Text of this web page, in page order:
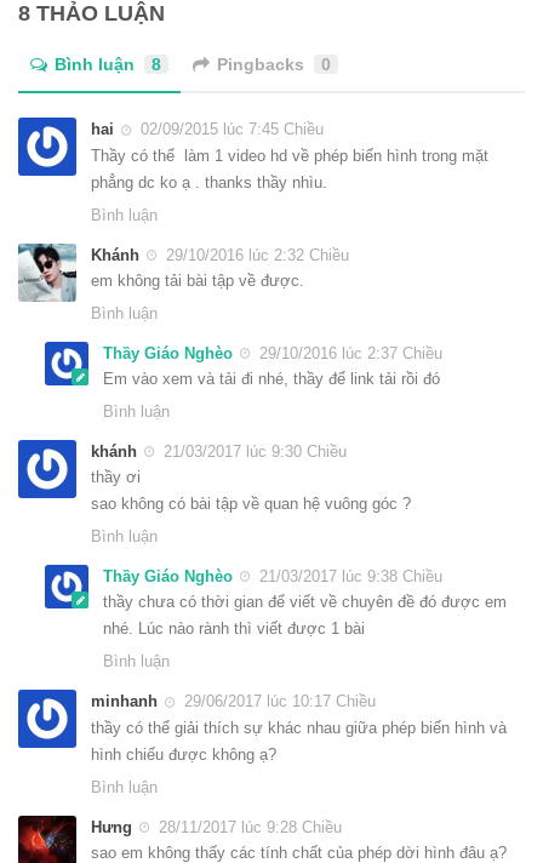
8 THẢO LUẬN
Bình luận 8 Pingbacks 0
hai
02/09/2015 lúc 7:45 Chiều
Thầy có thể làm 1 video hd về phép biến hình trong mặt
phẳng dc ko ạ . thanks thầy nhìu.
Bình luận
Khánh
29/10/2016 lúc 2:32 Chiều
em không tải bài tập về được.
Bình luận
Thầy Giáo Nghèo
29/10/2016 lúc 2:37 Chiều
Em vào xem và tải đi nhé, thầy để link tải rồi đó
Bình luận
khánh
21/03/2017 lúc 9:30 Chiều
thầy ơi
sao không có bài tập về quan hệ vuông góc ?
Bình luận
Thầy Giáo Nghèo
21/03/2017 lúc 9:38 Chiều
thầy chưa có thời gian để viết về chuyên đề đó được em
nhé. Lúc nào rành thì viết được 1 bài
Bình luận
minhanh
29/06/2017 lúc 10:17 Chiều
thầy có thể giải thích sự khác nhau giữa phép biến hình và
hình chiếu được không ạ?
Bình luận
Hưng
28/11/2017 lúc 9:28 Chiều
sao em không thấy các tính chất của phép dời hình đâu ạ?